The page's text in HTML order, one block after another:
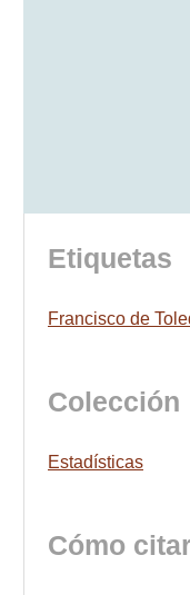
Etiquetas
Francisco de
Colección
Estadísticas
Cómo